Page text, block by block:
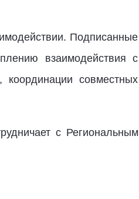
Подписанные
взаимодействия с
совместных
с Региональным